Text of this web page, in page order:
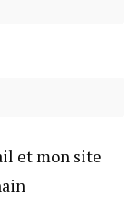
et mon site